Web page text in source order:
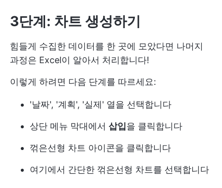
3단계: 차트 생성하기
힘들게 수집한 데이터를 한 곳에 모았다면 나머지
과정은 Excel이 알아서 처리합니다!
이렇게 하려면 다음 단계를 따르세요:
'날짜', '계획', '실제' 열을 선택합니다
상단 메뉴 막대에서 삽입을 클릭합니다
꺾은선형 차트 아이콘을 클릭합니다
여기에서 간단한 꺾은선형 차트를 선택합니다